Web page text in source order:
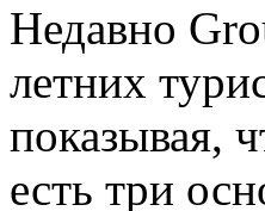
Недавно
летних
показывая,
есть три